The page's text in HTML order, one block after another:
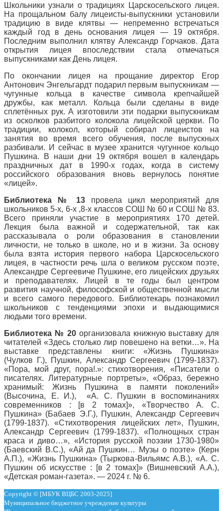
Школьники узнали о традициях Царскосельского лицея.
На прощальном балу лицеисты-выпускники установили
традицию в виде клятвы — непременно встречаться
каждый год в день основания лицея — 19 октября.
Последним выполнил клятву Александр Горчаков. Дата
открытия лицея впоследствии стала отмечаться
выпускниками как День лицея.
По окончании лицея на прощание директор Егор
Антонович Энгельгардт подарил первым выпускникам —
чугунные кольца в качестве символа крепчайшей
дружбы, как металл. Кольца были сделаны в виде
сплетённых рук. А изготовили эти подарки выпускникам
из осколков разбитого колокола лицейской церкви. По
традиции, колокол, который собирал лицеистов на
занятия во время всего обучения, после выпускных
разбивали. И сейчас в музее хранится чугунное кольцо
Пушкина. В наши дни 19 октября вошел в календарь
праздничных дат в 1990-х годах, когда в систему
российского образования вновь вернулось понятие
«лицей».
Библиотека № 13 провела цикл мероприятий для
школьников 5-х, 6-х ,8-х классов СОШ № 60 и СОШ № 83.
Всего приняли участие в мероприятиях 170 детей.
Лекция была важной и содержательной, так как
рассказывала о роли образования в становлении
личности, не только в школе, но и в жизни. За основу
была взята история первого набора Царскосельского
лицея, в частности речь шла о великом русском поэте,
Александре Сергеевиче Пушкине, его лицейских друзьях
и преподавателях. Лицей в те годы был центром
развития научной, философской и общественной мысли
и всего самого передового. Библиотекарь познакомил
школьников с тенденциями эпохи и выдающимися
людьми того времени.
Библиотека № 20 организовала книжную выставку для
читателей «Здесь столько лир повешено на ветки…». На
выставке представлены книги: «Жизнь Пушкина»
(Чулков Г.), Пушкин, Александр Сергеевич (1799-1837).
«Пора, мой друг, пора!.»: стихотворения, «Писатели о
писателях. Литературные портреты», «Образ, бережно
хранимый: Жизнь Пушкина в памяти поколений»
(Высочина, Е. И.), «А. С. Пушкин в воспоминаниях
современников : [в 2 томах]», «Творчество А. С.
Пушкина» (Бабаев Э.Г.), Пушкин, Александр Сергеевич
(1799-1837). «Стихотворения лицейских лет», Пушкин,
Александр Сергеевич (1799-1837). «Полнощных стран
краса и диво…», «История русской поэзии 1730-1980»
(Баевский В.С.), «Ай да Пушкин… Музы о поэте» (Керн
А.П.), «Жизнь Пушкина» (Тыркова-Вильямс А.В.), «А. С.
Пушкин об искусстве : [в 2 томах]» (Вишневский А.А.),
«Детская роман-газета». — 2024 г. № 6.
Copyright © [МБУК ВЦБС 2003-2025]
Муниципальное бюджетное учреждение культуры